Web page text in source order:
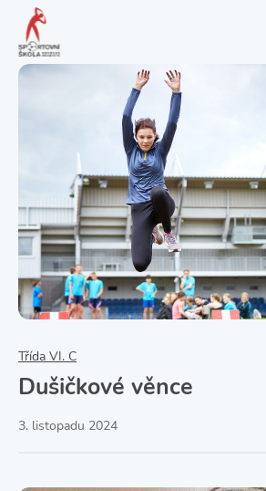
Třída VI. C
Dušičkové věnce
3. listopadu 2024